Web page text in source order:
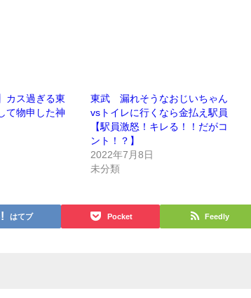
カス過ぎる東
て物申した神
東武 漏れそうなおじいちゃん
vsトイレに行くなら金払え駅員
【駅員激怒！キレる！！だがコ
ント！？】
2022年7月8日
未分類
はてブ Pocket Feedly